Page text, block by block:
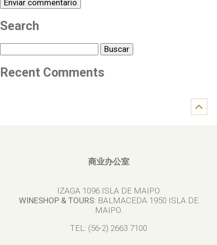
Search
Recent Comments
商业办公室
IZAGA 1096 ISLA DE MAIPO
WINESHOP & TOURS: BALMACEDA 1950 ISLA DE
MAIPO.
TEL: (56-2) 2663 7100